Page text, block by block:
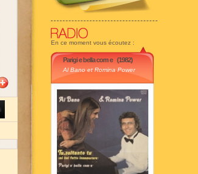
En ce moment vous écoutez :
Parigi e bella com e (1982)
Al Bano et Romina Power